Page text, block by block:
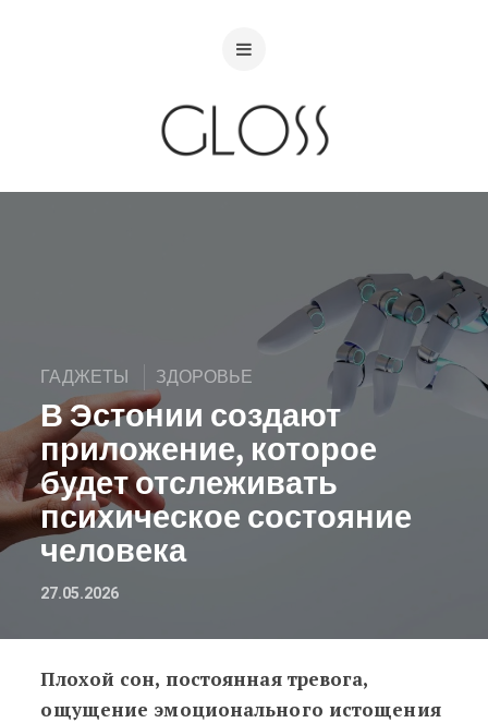
ГАДЖЕТЫ ЗДОРОВЬЕ
В Эстонии создают
приложение, которое
будет отслеживать
психическое состояние
человека
27.05.2026
В Эстонии создают приложение,
Плохой сон, постоянная тревога,
ощущение эмоционального истощения